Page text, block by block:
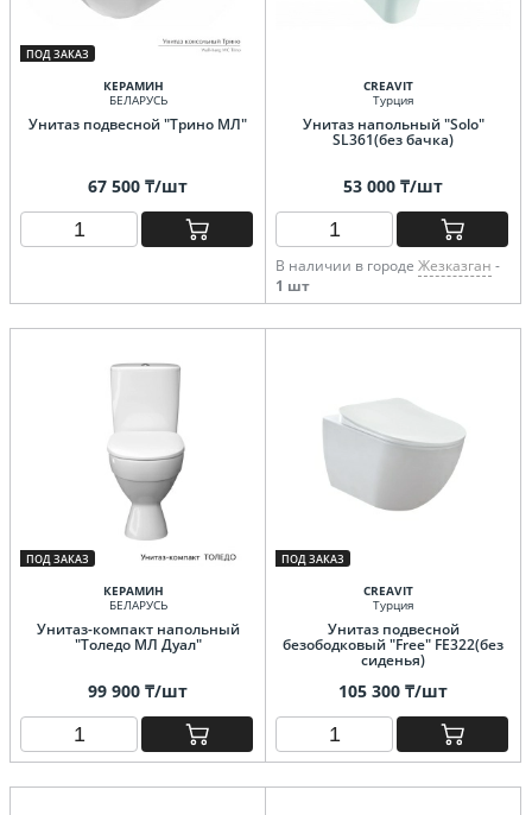
ПОД ЗАКАЗ
КЕРАМИН
БЕЛАРУСЬ
Унитаз подвесной "Трино МЛ"
67 500 ₸/шт
CREAVIT
Турция
Унитаз напольный "Solo"
SL361(без бачка)
53 000 ₸/шт
В наличии в городе Жезказган -
1 шт
ПОД ЗАКАЗ
КЕРАМИН
БЕЛАРУСЬ
Унитаз-компакт напольный
"Толедо МЛ Дуал"
99 900 ₸/шт
ПОД ЗАКАЗ
CREAVIT
Турция
Унитаз подвесной
безободковый "Free" FE322(без
сиденья)
105 300 ₸/шт